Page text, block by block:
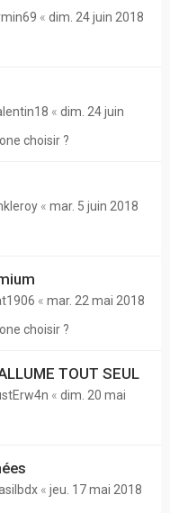
« dim. 24 juin 2018
« dim. 24 juin
choisir ?
« mar. 5 juin 2018
« mar. 22 mai 2018
choisir ?
TOUT SEUL
« dim. 20 mai
« jeu. 17 mai 2018